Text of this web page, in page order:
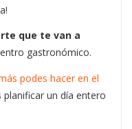
que te van a
gastronómico.
podes hacer en el
planificar un día entero